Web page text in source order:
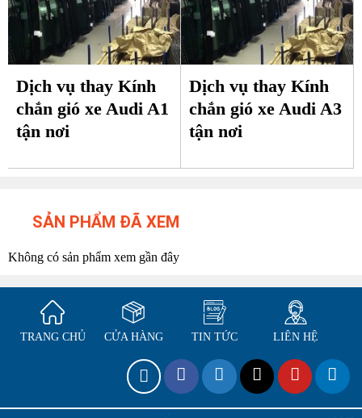
Dịch vụ thay Kính
chắn gió xe Audi A1
tận nơi
Dịch vụ thay Kính
chắn gió xe Audi A3
tận nơi
SẢN PHẨM ĐÃ XEM
Không có sản phẩm xem gần đây
TRANG CHỦ CỬA HÀNG TIN TỨC LIÊN HỆ